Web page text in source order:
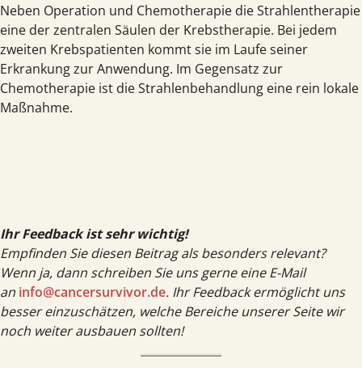
Neben Operation und Chemotherapie die Strahlentherapie
eine der zentralen Säulen der Krebstherapie. Bei jedem
zweiten Krebspatienten kommt sie im Laufe seiner
Erkrankung zur Anwendung. Im Gegensatz zur
Chemotherapie ist die Strahlenbehandlung eine rein lokale
Maßnahme.
Ihr Feedback ist sehr wichtig!
Empfinden Sie diesen Beitrag als besonders relevant?
Wenn ja, dann schreiben Sie uns gerne eine E-Mail
an info@cancersurvivor.de. Ihr Feedback ermöglicht uns
besser einzuschätzen, welche Bereiche unserer Seite wir
noch weiter ausbauen sollten!